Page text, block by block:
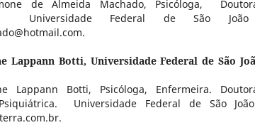
de Almeida Machado, Psicóloga,
Universidade Federal de São
Lappann Botti, Universidade Federal de São
Lappann Botti, Psicóloga, Enfermeira.
Universidade Federal de São